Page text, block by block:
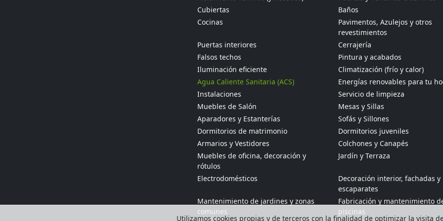
Utilizamos cookies propias y de terceros con la finalidad de optimizar la visita
Cubiertas
Baños
Cocinas
Pavimentos, Azulejos y otros
revestimientos
Puertas interiores
Cerrajería
Falsos techos
Pintura y acabados
Iluminación eficiente
Climatización (frío y calor)
Agua Caliente Sanitaria (ACS)
Energías renovables para tu
Instalaciones
Servicio de limpieza
Muebles de Salón
Mesas y Sillas
Aparadores y Estanterías
Sofás y Sillones
Dormitorios de matrimonio
Dormitorios juveniles
Armarios y Vestidores
Colchones y Canapés
Muebles de oficina, decoración y
rótulos
Jardín y Terraza
Electrodomésticos
Decoración interior, fachadas y
escaparates
Mantenimiento de jardines y zonas
comunes
Fabricación y mantenimiento
piscinas